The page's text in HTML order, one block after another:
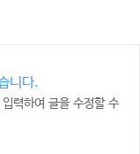
니다.
력하여 글을 수정할 수